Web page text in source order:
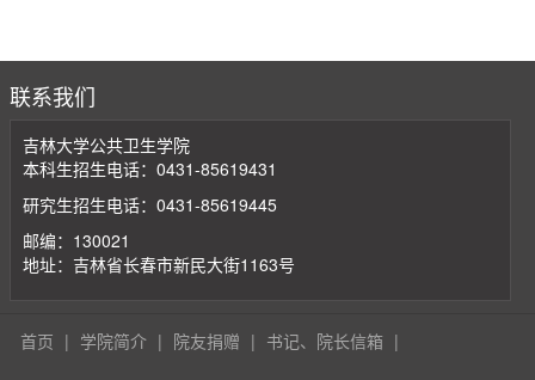
联系我们
吉林大学公共卫生学院
本科生招生电话：0431-85619431
研究生招生电话：0431-85619445
邮编：130021
地址：吉林省长春市新民大街1163号
首页 | 学院简介 | 院友捐赠 | 书记、院长信箱 |